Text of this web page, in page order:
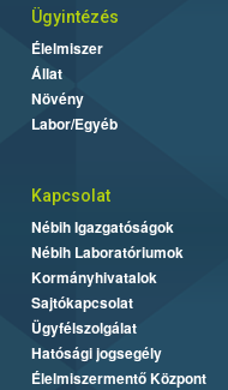
Ügyintézés
Élelmiszer
Állat
Növény
Labor/Egyéb
Kapcsolat
Nébih Igazgatóságok
Nébih Laboratóriumok
Kormányhivatalok
Sajtókapcsolat
Ügyfélszolgálat
Hatósági jogsegély
Élelmiszermentő Központ